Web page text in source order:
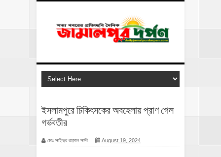
ইসলামপুরে চিকিৎসকের অবহেলায় প্রাণ গেল
গর্ভবতীর
মোঃ সাইদুর রহমান সাদী August 19, 2024